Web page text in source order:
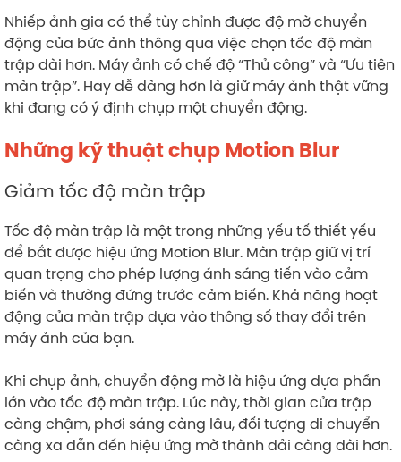
Nhiếp ảnh gia có thể tùy chỉnh được độ mờ chuyển
động của bức ảnh thông qua việc chọn tốc độ màn
trập dài hơn. Máy ảnh có chế độ “Thủ công” và “Ưu tiên
màn trập”. Hay dễ dàng hơn là giữ máy ảnh thật vững
khi đang có ý định chụp một chuyển động.
Những kỹ thuật chụp Motion Blur
Giảm tốc độ màn trập
Tốc độ màn trập là một trong những yếu tố thiết yếu
để bắt được hiệu ứng Motion Blur. Màn trập giữ vị trí
quan trọng cho phép lượng ánh sáng tiến vào cảm
biến và thường đứng trước cảm biến. Khả năng hoạt
động của màn trập dựa vào thông số thay đổi trên
máy ảnh của bạn.
Khi chụp ảnh, chuyển động mờ là hiệu ứng dựa phần
lớn vào tốc độ màn trập. Lúc này, thời gian cửa trập
càng chậm, phơi sáng càng lâu, đối tượng di chuyển
càng xa dẫn đến hiệu ứng mờ thành dải càng dài hơn.